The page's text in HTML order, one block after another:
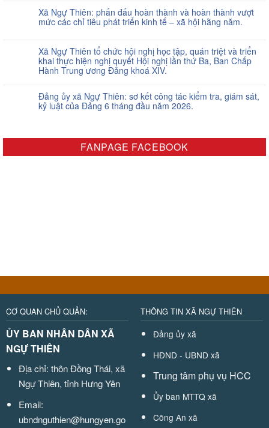
Xã Ngự Thiên: phấn đấu hoàn thành và hoàn thành vượt
mức các chỉ tiêu phát triển kinh tế – xã hội hằng năm.
Xã Ngự Thiên tổ chức hội nghị học tập, quán triệt và triển
khai thực hiện nghị quyết Hội nghị lần thứ Ba, Ban Chấp
Hành Trung ương Đảng khoá XIV.
Đảng ủy xã Ngự Thiên: sơ kết công tác kiểm tra, giám sát,
kỷ luật của Đảng 6 tháng đầu năm 2026.
FANPAGE FACEBOOK
CƠ QUAN CHỦ QUẢN:
ỦY BAN NHÂN DÂN XÃ
NGỰ THIÊN
Địa chỉ: thôn Đồng Thái, xã
Ngự Thiên, tỉnh Hưng Yên
Email:
ubndnguthien@hungyen.go
THÔNG TIN XÃ NGỰ THIÊN
Đảng ủy xã
HĐND - UBND xã
Trung tâm phụ vụ HCC
Ủy ban MTTQ xã
Công An xã